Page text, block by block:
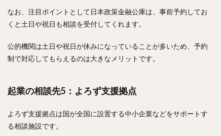
なお、注目ポイントとして日本政策金融公庫は、事前予約してお
くと土日や祝日も相談を受付してくれます。
公的機関は土日や祝日が休みになっていることが多いため、予約
制で対応してもらえるのは大きなメリットです。
起業の相談先5：よろず支援拠点
よろず支援拠点は国が全国に設置する中小企業などをサポートす
る相談施設です。